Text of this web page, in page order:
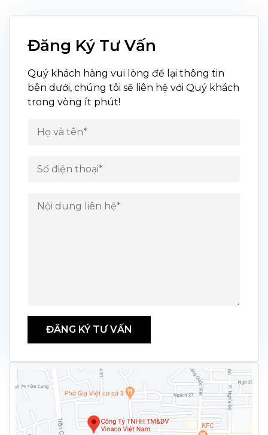
Đăng Ký Tư Vấn
Quý khách hàng vui lòng để lại thông tin
bên dưới, chúng tôi sẽ liên hệ với Quý khách
trong vòng ít phút!
ĐĂNG KÝ TƯ VẤN